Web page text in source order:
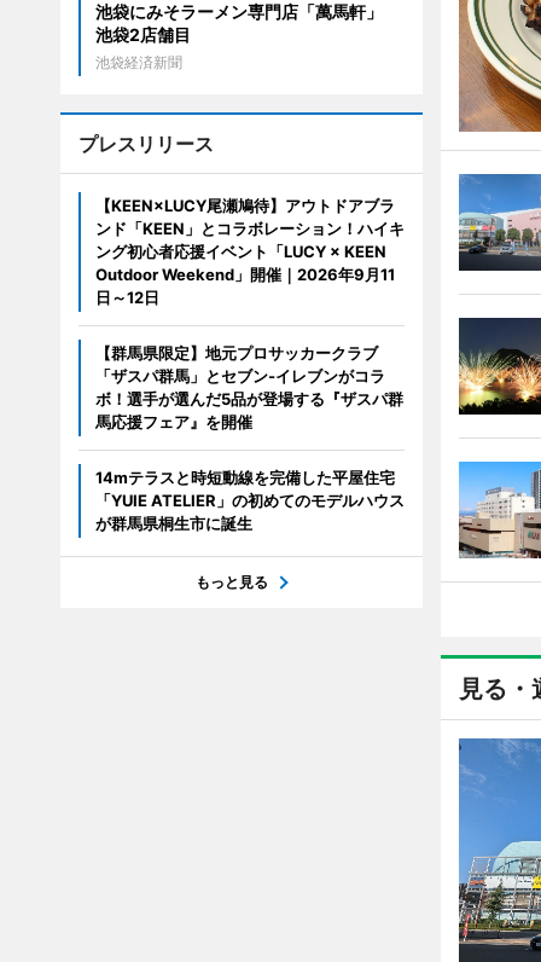
見る・
池袋にみそラーメン専門店「萬馬軒」
池袋2店舗目
池袋経済新聞
プレスリリース
【KEEN×LUCY尾瀬鳩待】アウトドアブラ
ンド「KEEN」とコラボレーション！ハイキ
ング初心者応援イベント「LUCY × KEEN
Outdoor Weekend」開催｜2026年9月11
日～12日
【群馬県限定】地元プロサッカークラブ
「ザスパ群馬」とセブン‐イレブンがコラ
ボ！選手が選んだ5品が登場する『ザスパ群
馬応援フェア』を開催
14mテラスと時短動線を完備した平屋住宅
「YUIE ATELIER」の初めてのモデルハウス
が群馬県桐生市に誕生
もっと見る